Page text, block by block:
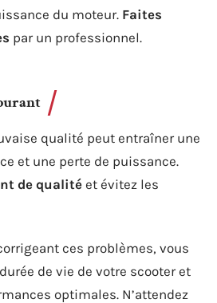
du moteur. Faites
par un professionnel.
qualité peut entraîner une
et une perte de puissance.
de qualité et évitez les
ces problèmes, vous
de vie de votre scooter et
optimales. N’attendez